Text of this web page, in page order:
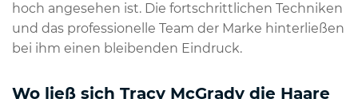
hoch angesehen ist. Die fortschrittlichen Techniken
und das professionelle Team der Marke hinterließen
bei ihm einen bleibenden Eindruck.
Wo ließ sich Tracy McGrady die Haare